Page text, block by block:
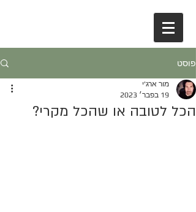
פוסט
הכל לטובה או שהכל מקרי?
מור ארג'י
19 בפבר׳ 2023